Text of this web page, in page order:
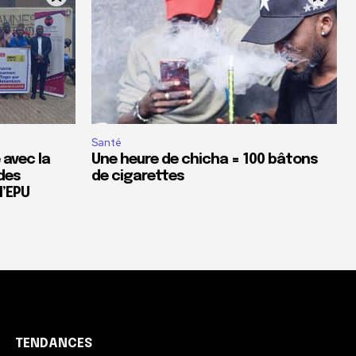
avec la
Santé
Une heure de chicha = 100 bâtons
de cigarettes
TENDANCES